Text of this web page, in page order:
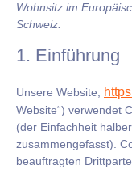
Wohnsitz im
Schweiz.
1. Einführung
Unsere Website,
Website“) verwendet
(der Einfachheit
zusammengefasst).
beauftragten